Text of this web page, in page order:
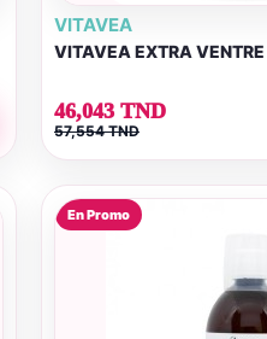
VITAVEA
VITAVEA EXTRA
46,043 TND
57,554 TND
En Promo